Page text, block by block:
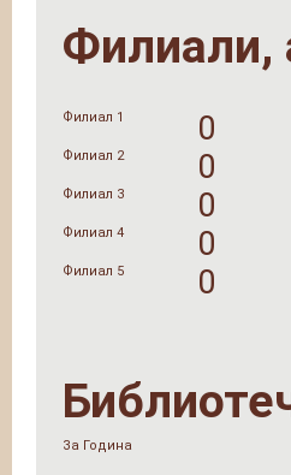
Филиали,
Филиал 1 0
Филиал 2 0
Филиал 3 0
Филиал 4 0
Филиал 5 0
За Година